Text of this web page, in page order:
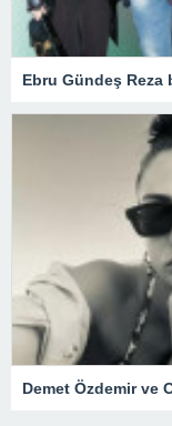
Ebru Gündeş Reza